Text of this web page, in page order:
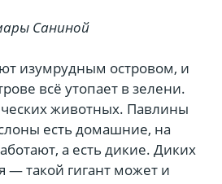
Саниной
изумрудным островом, и
всё утопает в зелени.
животных. Павлины
есть домашние, на
а есть дикие. Диких
— такой гигант может и